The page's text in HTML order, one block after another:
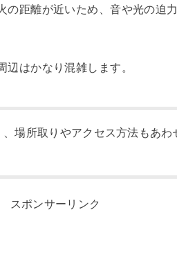
の距離が近いため、音や光の迫
はかなり混雑します。
、場所取りやアクセス方法もあ
スポンサーリンク